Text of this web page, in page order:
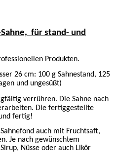
für stand- und
Produkten.
26 cm: 100 g Sahnestand, 125
und ungesüßt)
verrühren. Die Sahne nach
Die fertiggestellte
fertig!
auch mit Fruchtsaft,
Je nach gewünschtem
Nüsse oder auch Likör